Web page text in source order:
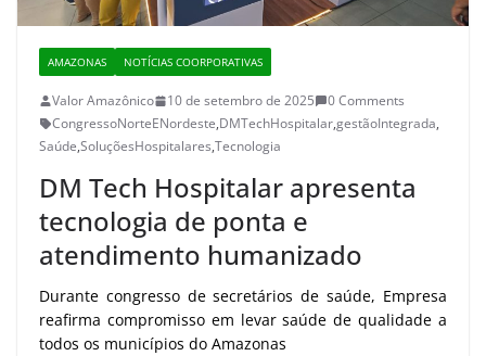
AMAZONAS NOTÍCIAS COORPORATIVAS
Valor Amazônico 10 de setembro de 2025
0 Comments
CongressoNorteENordeste,DMTechHospitalar,gestãoIntegrada,
Saúde,SoluçõesHospitalares,Tecnologia
DM Tech Hospitalar apresenta
tecnologia de ponta e
atendimento humanizado
Durante congresso de secretários de saúde, Empresa
reafirma compromisso em levar saúde de qualidade a
todos os municípios do Amazonas